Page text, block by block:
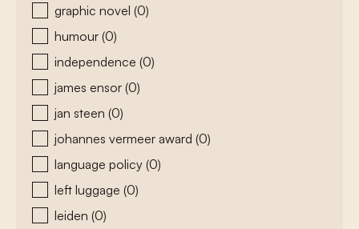
graphic novel (0)
humour (0)
independence (0)
james ensor (0)
jan steen (0)
johannes vermeer award (0)
language policy (0)
left luggage (0)
leiden (0)